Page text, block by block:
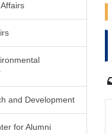
and Development
for Alumni